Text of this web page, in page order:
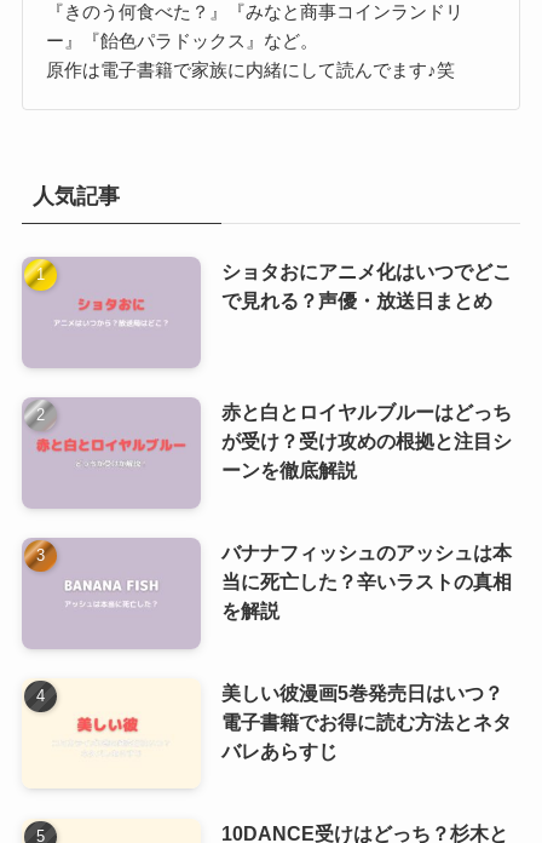
『きのう何食べた？』『みなと商事コインランドリ
ー』『飴色パラドックス』など。
原作は電子書籍で家族に内緒にして読んでます♪笑
人気記事
ショタおにアニメ化はいつでどこ
で見れる？声優・放送日まとめ
赤と白とロイヤルブルーはどっち
が受け？受け攻めの根拠と注目シ
ーンを徹底解説
バナナフィッシュのアッシュは本
当に死亡した？辛いラストの真相
を解説
美しい彼漫画5巻発売日はいつ？
電子書籍でお得に読む方法とネタ
バレあらすじ
10DANCE受けはどっち？杉木と